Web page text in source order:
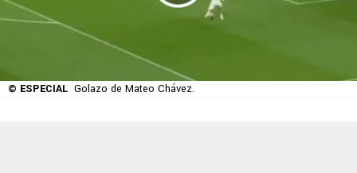
© ESPECIAL Golazo de Mateo Chávez.